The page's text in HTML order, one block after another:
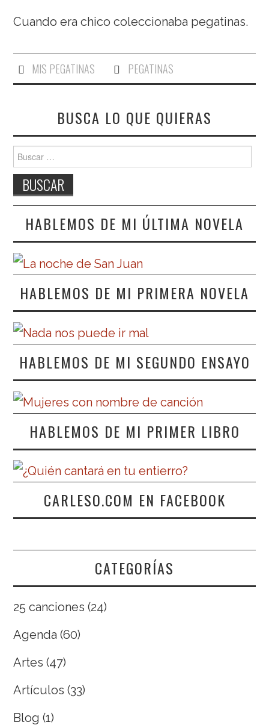
Cuando era chico coleccionaba pegatinas.
MIS PEGATINAS PEGATINAS
BUSCA LO QUE QUIERAS
Buscar:
HABLEMOS DE MI ÚLTIMA NOVELA
HABLEMOS DE MI PRIMERA NOVELA
HABLEMOS DE MI SEGUNDO ENSAYO
HABLEMOS DE MI PRIMER LIBRO
CARLESO.COM EN FACEBOOK
CATEGORÍAS
25 canciones (24)
Agenda (60)
Artes (47)
Artículos (33)
Blog (1)